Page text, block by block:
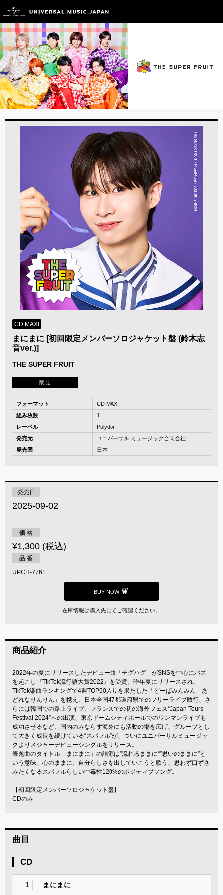
CD MAXI
まにまに [初回限定メンバーソロジャケット盤 (鈴木志
音ver.)]
THE SUPER FRUIT
限 定
フォーマット
CD MAXI
組み枚数
1
レーベル
Polydor
発売元
ユニバーサル ミュージック合同会社
発売国
日本
発売日
2025-09-02
価 格
¥1,300 (税込)
品 番
UPCH-7761
BUY NOW
在庫情報は購入先にてご確認ください。
商品紹介
2022年の夏にリリースしたデビュー曲「チグハグ」がSNSを中心にバズ
を起こし『TikTok流行語大賞2022』を受賞。昨年夏にリリースされ、
TikTok楽曲ランキングで4週TOP50入りを果たした「どーぱみんみん あ
どれなりんりん」を携え、日本全国47都道府県でのフリーライブ敢行、さ
らには韓国での路上ライブ、フランスでの初の海外フェス“Japan Tours
Festival 2024”への出演、東京ドームシティホールでのワンマンライブも
成功させるなど、国内のみならず海外にも活動の場を広げ、グループとし
て大きく成長を続けている“スパフル”が、ついにユニバーサルミュージッ
クよりメジャーデビューシングルをリリース。
表題曲のタイトル「まにまに」の語源は”流れるままに“”思いのままに”と
いう意味。心のままに、自分らしさを出していこうと歌う、思わず口ずさ
みたくなるスパフルらしい中毒性120%のポジティブソング。
【初回限定メンバーソロジャケット盤】
CDのみ
曲目
CD
1 まにまに